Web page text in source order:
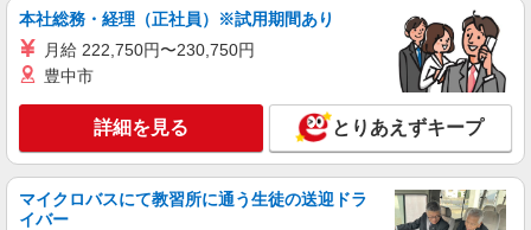
本社総務・経理（正社員）※試用期間あり
月給 222,750円〜230,750円
豊中市
詳細を見る とりあえずキープ
マイクロバスにて教習所に通う生徒の送迎ドラ
イバー